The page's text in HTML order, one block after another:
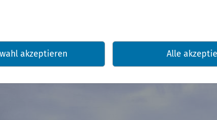
ist ein Gradmesser für die Nachhaltigkeit.
teils kritischen Rohstoffen zieht erhebliche
akzeptieren Alle